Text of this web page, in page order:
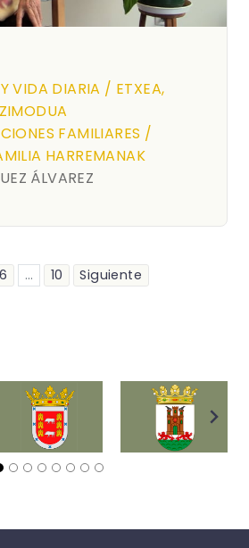
VIDA DIARIA / ETXEA,
FAMILIARES /
HARREMANAK
ÁLVAREZ
6 ... 10 Siguiente